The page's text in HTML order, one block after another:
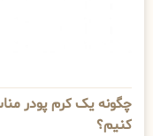
چگونه یک کرم پودر
کنیم؟